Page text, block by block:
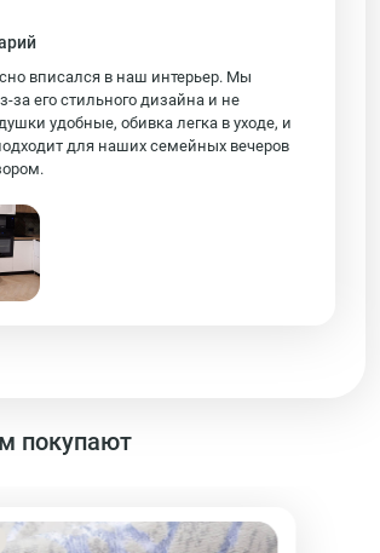
вписался в наш интерьер. Мы
за его стильного дизайна и не
удобные, обивка легка в уходе, и
для наших семейных вечеров
покупают